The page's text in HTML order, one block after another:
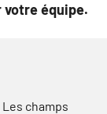
votre équipe.
Les champs